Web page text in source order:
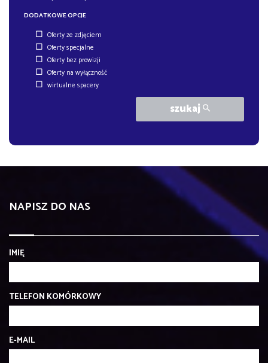
DODATKOWE OPCJE
Oferty ze zdjęciem
Oferty specjalne
Oferty bez prowizji
Oferty na wyłączność
wirtualne spacery
szukaj
NAPISZ DO NAS
IMIĘ
TELEFON KOMÓRKOWY
E-MAIL